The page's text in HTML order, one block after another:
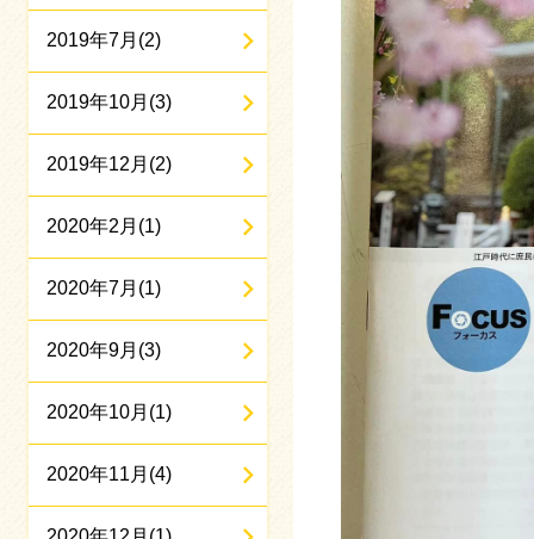
2019年7月(2)
2019年10月(3)
2019年12月(2)
2020年2月(1)
2020年7月(1)
2020年9月(3)
2020年10月(1)
2020年11月(4)